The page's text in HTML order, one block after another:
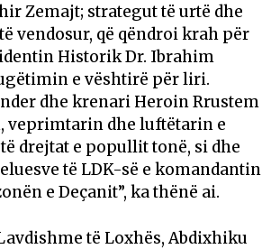
Zemajt; strategut të urtë dhe
vendosur, që qëndroi krah për
Historik Dr. Ibrahim
e vështirë për liri.
dhe krenari Heroin Rrustem
veprimtarin dhe luftëtarin e
drejtat e popullit tonë, si dhe
të LDK-së e komandantin
e Deçanit”, ka thënë ai.
të Loxhës, Abdixhiku